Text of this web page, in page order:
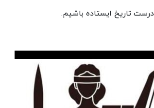
تاریخ ایستاده باشیم.